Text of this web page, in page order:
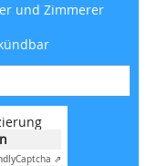
und Zimmerer
Captcha ⇗